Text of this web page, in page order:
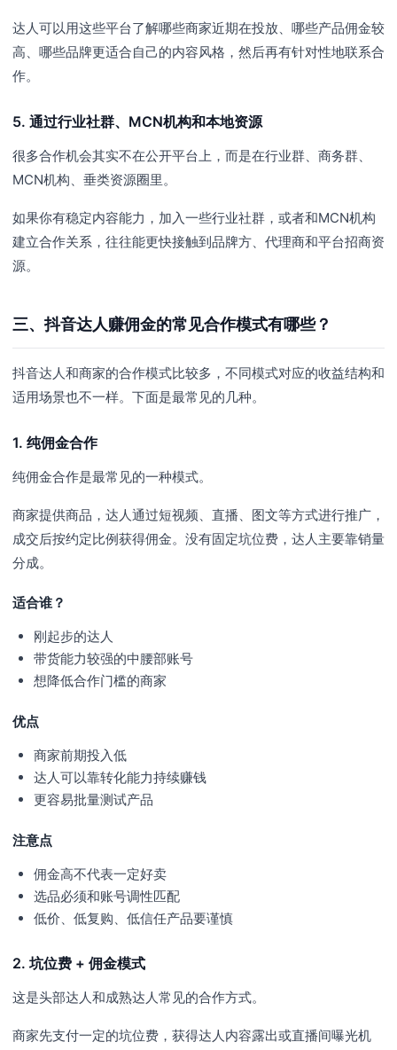
达人可以用这些平台了解哪些商家近期在投放、哪些产品佣金较
高、哪些品牌更适合自己的内容风格，然后再有针对性地联系合
作。
5. 通过行业社群、MCN机构和本地资源
很多合作机会其实不在公开平台上，而是在行业群、商务群、
MCN机构、垂类资源圈里。
如果你有稳定内容能力，加入一些行业社群，或者和MCN机构
建立合作关系，往往能更快接触到品牌方、代理商和平台招商资
源。
三、抖音达人赚佣金的常见合作模式有哪些？
抖音达人和商家的合作模式比较多，不同模式对应的收益结构和
适用场景也不一样。下面是最常见的几种。
1. 纯佣金合作
纯佣金合作是最常见的一种模式。
商家提供商品，达人通过短视频、直播、图文等方式进行推广，
成交后按约定比例获得佣金。没有固定坑位费，达人主要靠销量
分成。
适合谁？
刚起步的达人
带货能力较强的中腰部账号
想降低合作门槛的商家
优点
商家前期投入低
达人可以靠转化能力持续赚钱
更容易批量测试产品
注意点
佣金高不代表一定好卖
选品必须和账号调性匹配
低价、低复购、低信任产品要谨慎
2. 坑位费 + 佣金模式
这是头部达人和成熟达人常见的合作方式。
商家先支付一定的坑位费，获得达人内容露出或直播间曝光机